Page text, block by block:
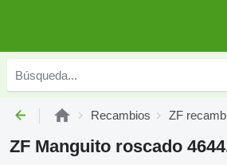
Recambios ZF
ZF Manguito roscado